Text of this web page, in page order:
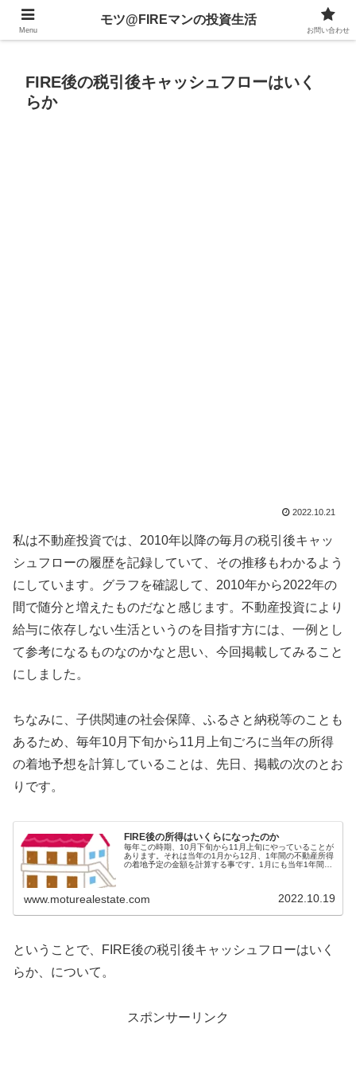
不動産、投資信託、暗号資産、株式、等々への投資について
FIRE後の税引後キャッシュフローはいく
らか
2022.10.21
私は不動産投資では、2010年以降の毎月の税引後キャッ
シュフローの履歴を記録していて、その推移もわかるよう
にしています。グラフを確認して、2010年から2022年の
間で随分と増えたものだなと感じます。不動産投資により
給与に依存しない生活というのを目指す方には、一例とし
て参考になるものなのかなと思い、今回掲載してみること
にしました。
ちなみに、子供関連の社会保障、ふるさと納税等のことも
あるため、毎年10月下旬から11月上旬ごろに当年の所得
の着地予想を計算していることは、先日、掲載の次のとお
りです。
FIRE後の所得はいくらになったのか
毎年この時期、10月下旬から11月上旬にやっていることが
あります。それは当年の1月から12月、1年間の不動産所得
の着地予定の金額を計算する事です。1月にも当年1年間の
www.moturealestate.com 2022.10.19
ということで、FIRE後の税引後キャッシュフローはいく
らか、について。
スポンサーリンク
Menu
モツ@FIREマンの投資生活
お問い合わせ